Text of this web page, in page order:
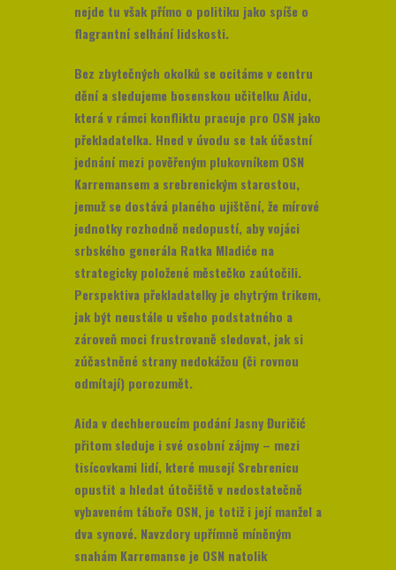
nejde tu však přímo o politiku jako spíše o
flagrantní selhání lidskosti.
Bez zbytečných okolků se ocitáme v centru
dění a sledujeme bosenskou učitelku Aidu,
která v rámci konfliktu pracuje pro OSN jako
překladatelka. Hned v úvodu se tak účastní
jednání mezi pověřeným plukovníkem OSN
Karremansem a srebrenickým starostou,
jemuž se dostává planého ujištění, že mírové
jednotky rozhodně nedopustí, aby vojáci
srbského generála Ratka Mladiće na
strategicky položené městečko zaútočili.
Perspektiva překladatelky je chytrým trikem,
jak být neustále u všeho podstatného a
zároveň moci frustrovaně sledovat, jak si
zúčastněné strany nedokážou (či rovnou
odmítají) porozumět.
Aida v dechberoucím podání Jasny Đuričić
přitom sleduje i své osobní zájmy – mezi
tisícovkami lidí, které musejí Srebrenicu
opustit a hledat útočiště v nedostatečně
vybaveném táboře OSN, je totiž i její manžel a
dva synové. Navzdory upřímně míněným
snahám Karremanse je OSN natolik